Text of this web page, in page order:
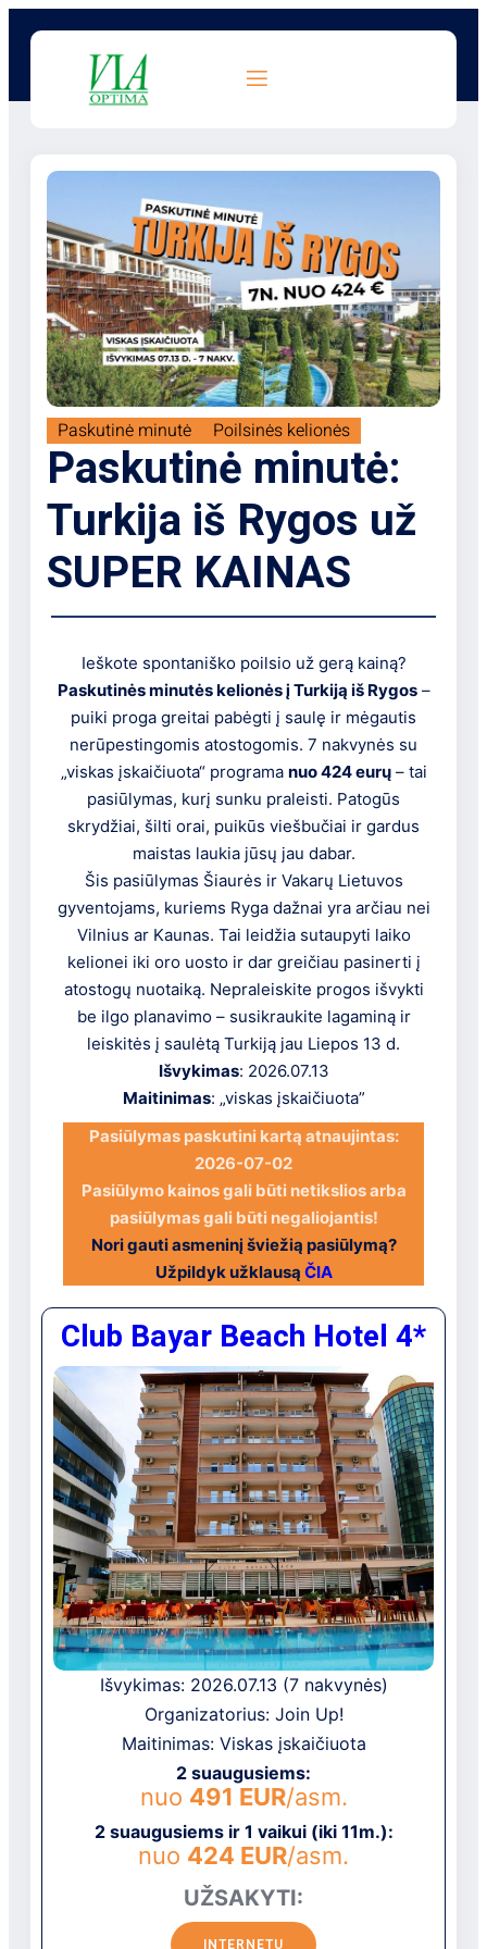
Paskutinė minutė Poilsinės kelionės
Paskutinė minutė:
Turkija iš Rygos už
SUPER KAINAS
Ieškote spontaniško poilsio už gerą kainą?
Paskutinės minutės kelionės į Turkiją iš Rygos–
puiki proga greitai pabėgti į saulę ir mėgautis
nerūpestingomis atostogomis. 7 nakvynės su
„viskas įskaičiuota“ programa nuo 424 eurų– tai
pasiūlymas, kurį sunku praleisti. Patogūs
skrydžiai, šilti orai, puikūs viešbučiai ir gardus
maistas laukia jūsų jau dabar.
Šis pasiūlymas Šiaurės ir Vakarų Lietuvos
gyventojams, kuriems Ryga dažnai yra arčiau nei
Vilnius ar Kaunas. Tai leidžia sutaupyti laiko
kelionei iki oro uosto ir dar greičiau pasinerti į
atostogų nuotaiką. Nepraleiskite progos išvykti
be ilgo planavimo – susikraukite lagaminą ir
leiskitės į saulėtą Turkiją jau Liepos 13 d.
Išvykimas: 2026.07.13
Maitinimas: „viskas įskaičiuota”
Pasiūlymas paskutini kartą atnaujintas:
2026-07-02
Pasiūlymo kainos gali būti netikslios arba
pasiūlymas gali būti negaliojantis!
Nori gauti asmeninį šviežią pasiūlymą?
Užpildyk užklausą ČIA
Club Bayar Beach Hotel 4*
Išvykimas: 2026.07.13 (7 nakvynės)
Organizatorius: Join Up!
Maitinimas: Viskas įskaičiuota
2 suaugusiems:
nuo 491 EUR/asm.
2 suaugusiems ir 1 vaikui (iki 11m.):
nuo 424 EUR/asm.
UŽSAKYTI:
INTERNETU